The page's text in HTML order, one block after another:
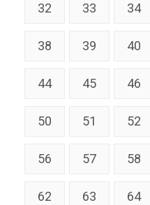
32 33 34
38 39 40
44 45 46
50 51 52
56 57 58
62 63 64